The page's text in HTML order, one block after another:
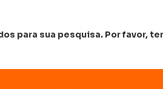
para sua pesquisa. Por favor,